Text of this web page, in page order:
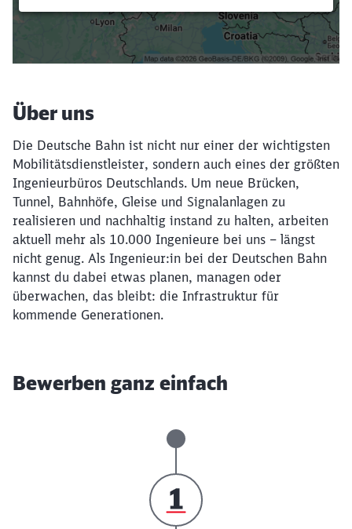
Filter setzen
Über uns
Die Deutsche Bahn ist nicht nur einer der wichtigsten
Mobilitätsdienstleister, sondern auch eines der größten
Ingenieurbüros Deutschlands. Um neue Brücken,
Tunnel, Bahnhöfe, Gleise und Signalanlagen zu
realisieren und nachhaltig instand zu halten, arbeiten
aktuell mehr als 10.000 Ingenieure bei uns – längst
nicht genug. Als Ingenieur:in bei der Deutschen Bahn
kannst du dabei etwas planen, managen oder
überwachen, das bleibt: die Infrastruktur für
kommende Generationen.
Bewerben ganz einfach